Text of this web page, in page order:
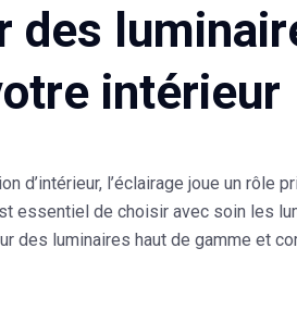
des
intérieur
d’intérieur, l’éclairage joue un rôle
essentiel de choisir avec soin les
des luminaires haut de gamme et